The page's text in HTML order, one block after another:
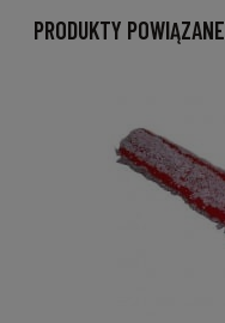
PRODUKTY POWIĄZANE